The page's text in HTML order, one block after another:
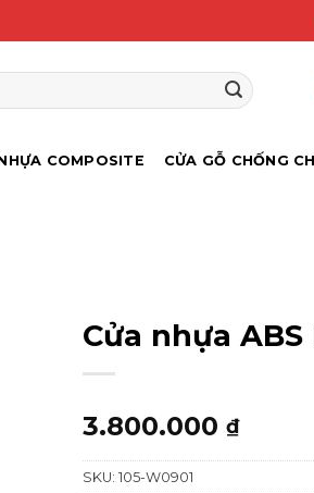
COMPOSITE CỬA GỖ CHỐNG
Cửa nhựa ABS
3.800.000 ₫
SKU: 105-W0901